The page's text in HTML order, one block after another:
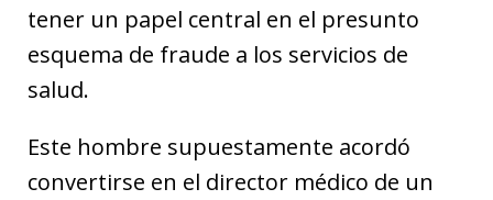
tener un papel central en el presunto
esquema de fraude a los servicios de
salud.
Este hombre supuestamente acordó
convertirse en el director médico de un